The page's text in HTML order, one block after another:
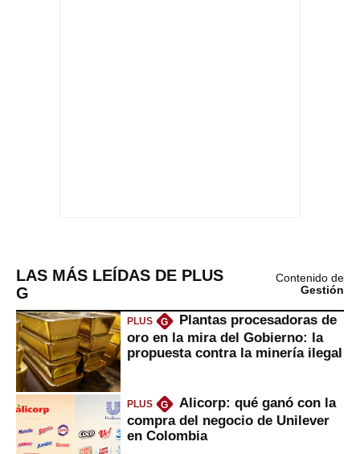
LAS MÁS LEÍDAS DE PLUS
G
Contenido de
Gestión
PLUS G
Plantas procesadoras de
oro en la mira del Gobierno: la
propuesta contra la minería ilegal
PLUS G
Alicorp: qué ganó con la
compra del negocio de Unilever
en Colombia